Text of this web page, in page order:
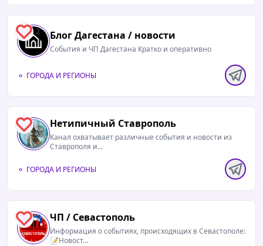
2 Блог Дагестана / новости
События и ЧП Дагестана Кратко и оперативно
ГОРОДА И РЕГИОНЫ
3 Нетипичный Ставрополь️
Канал охватывает различные события и новости из
Ставрополя и...
ГОРОДА И РЕГИОНЫ
2 ЧП / Севастополь
Информация о событиях, происходящих в Севастополе:
📝Новост...